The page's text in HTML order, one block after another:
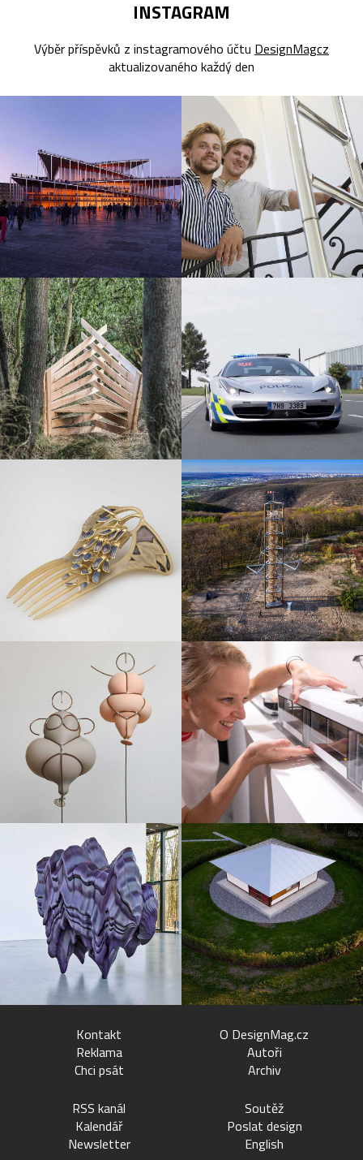
INSTAGRAM
Výběr příspěvků z instagramového účtu DesignMagcz
aktualizovaného každý den
Kontakt
Reklama
Chci psát
O DesignMag.cz
Autoři
Archiv
RSS kanál
Kalendář
Newsletter
Soutěž
Poslat design
English